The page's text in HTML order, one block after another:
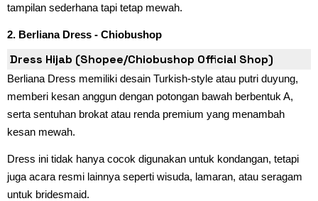
tampilan sederhana tapi tetap mewah.
2. Berliana Dress - Chiobushop
Dress Hijab (Shopee/Chiobushop Official Shop)
Berliana Dress memiliki desain Turkish-style atau putri duyung,
memberi kesan anggun dengan potongan bawah berbentuk A,
serta sentuhan brokat atau renda premium yang menambah
kesan mewah.
Dress ini tidak hanya cocok digunakan untuk kondangan, tetapi
juga acara resmi lainnya seperti wisuda, lamaran, atau seragam
untuk bridesmaid.